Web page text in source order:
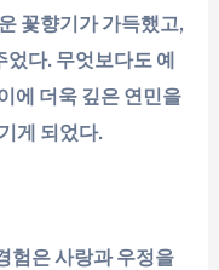
꽃향기가 가득했고,
다. 무엇보다도 예
에 더욱 깊은 연민을
게 되었다.
험은 사랑과 우정을